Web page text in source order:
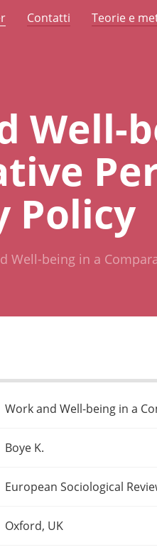
Contatti Teorie e
Well-
Policy
Well-being in a
Work and Well-being in a
Boye K.
European Sociological
Oxford, UK